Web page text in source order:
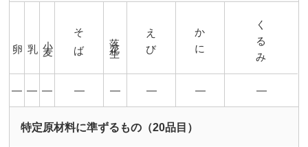
そば 落花生 えび かに くるみ
― ― ― ― ― ― ― ―
特定原材料に準ずるもの（20品目）